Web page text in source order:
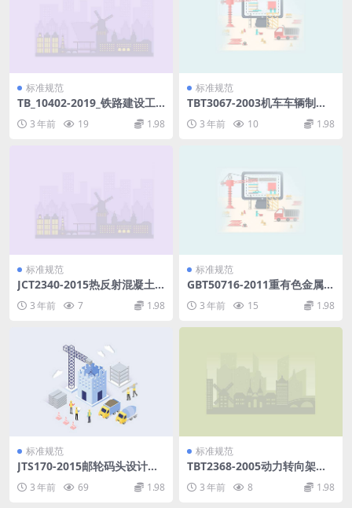
标准规范
TB_10402-2019_铁路建设工
3 年前 19 1.98
标准规范
TBT3067-2003机车车辆制动
3 年前 10 1.98
标准规范
JCT2340-2015热反射混凝土
3 年前 7 1.98
标准规范
GBT50716-2011重有色金属冶
炼设备安装工程施工规范.pdf
3 年前 15 1.98
标准规范
JTS170-2015邮轮码头设计规
3 年前 69 1.98
标准规范
TBT2368-2005动力转向架构
3 年前 8 1.98